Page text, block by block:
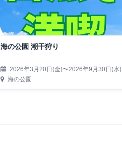
海の公園 潮干狩り
2026年3月20日(金)〜2026年9月30日(水)
海の公園